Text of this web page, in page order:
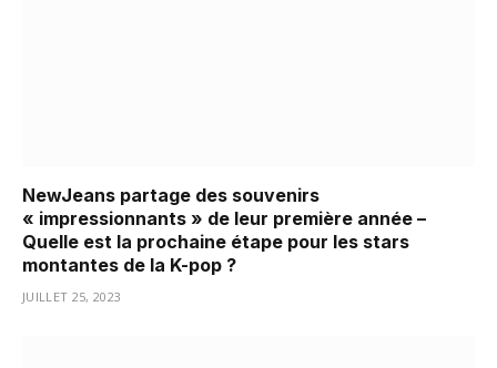
NewJeans partage des souvenirs
« impressionnants » de leur première année –
Quelle est la prochaine étape pour les stars
montantes de la K-pop ?
JUILLET 25, 2023